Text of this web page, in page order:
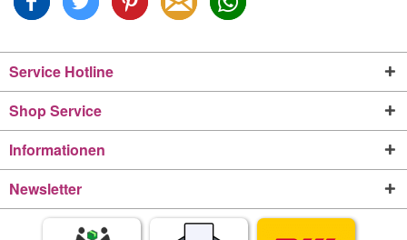
Service Hotline
Shop Service
Informationen
Newsletter